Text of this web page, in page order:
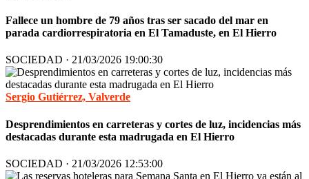
Fallece un hombre de 79 años tras ser sacado del mar en
parada cardiorrespiratoria en El Tamaduste, en El Hierro
SOCIEDAD · 21/03/2026 19:00:30
Sergio Gutiérrez, Valverde
Desprendimientos en carreteras y cortes de luz, incidencias más
destacadas durante esta madrugada en El Hierro
SOCIEDAD · 21/03/2026 12:53:00